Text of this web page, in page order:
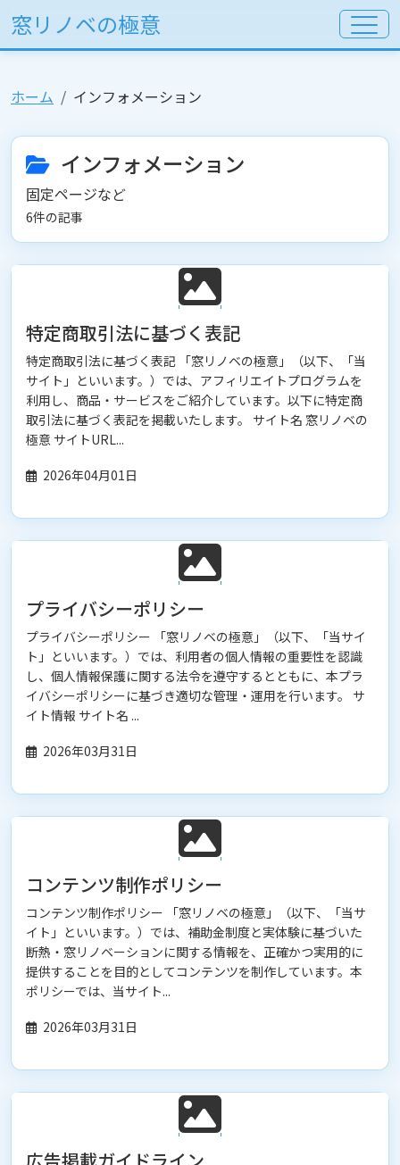
窓リノベの極意
ホーム インフォメーション
インフォメーション
固定ページなど
6件の記事
特定商取引法に基づく表記
特定商取引法に基づく表記 「窓リノベの極意」（以下、「当
サイト」といいます。）では、アフィリエイトプログラムを
利用し、商品・サービスをご紹介しています。以下に特定商
取引法に基づく表記を掲載いたします。 サイト名 窓リノベの
極意 サイトURL...
2026年04月01日
プライバシーポリシー
プライバシーポリシー 「窓リノベの極意」（以下、「当サイ
ト」といいます。）では、利用者の個人情報の重要性を認識
し、個人情報保護に関する法令を遵守するとともに、本プラ
イバシーポリシーに基づき適切な管理・運用を行います。 サ
イト情報 サイト名 ...
2026年03月31日
コンテンツ制作ポリシー
コンテンツ制作ポリシー 「窓リノベの極意」（以下、「当サ
イト」といいます。）では、補助金制度と実体験に基づいた
断熱・窓リノベーションに関する情報を、正確かつ実用的に
提供することを目的としてコンテンツを制作しています。本
ポリシーでは、当サイト...
2026年03月31日